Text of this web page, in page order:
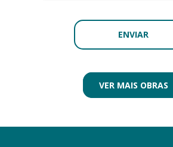
VER MAIS OBRAS